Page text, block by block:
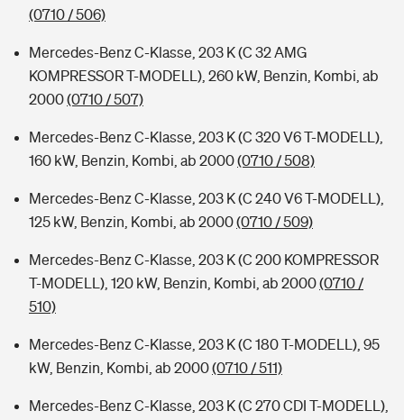
(0710 / 506)
Mercedes-Benz C-Klasse, 203 K (C 32 AMG
KOMPRESSOR T-MODELL), 260 kW, Benzin, Kombi, ab
2000(0710 / 507)
Mercedes-Benz C-Klasse, 203 K (C 320 V6 T-MODELL),
160 kW, Benzin, Kombi, ab 2000(0710 / 508)
Mercedes-Benz C-Klasse, 203 K (C 240 V6 T-MODELL),
125 kW, Benzin, Kombi, ab 2000(0710 / 509)
Mercedes-Benz C-Klasse, 203 K (C 200 KOMPRESSOR
T-MODELL), 120 kW, Benzin, Kombi, ab 2000(0710 /
510)
Mercedes-Benz C-Klasse, 203 K (C 180 T-MODELL), 95
kW, Benzin, Kombi, ab 2000(0710 / 511)
Mercedes-Benz C-Klasse, 203 K (C 270 CDI T-MODELL),